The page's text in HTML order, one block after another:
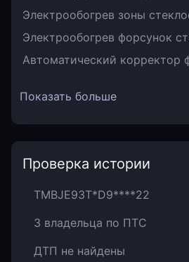
Электрообогрев зоны
Электрообогрев форсунок
Автоматический корректор
Показать больше
Проверка истории
TMBJE93T*D9****22
3 владельца по ПТС
ДТП не найдены